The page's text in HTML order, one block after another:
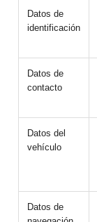
Datos de
identificación
Datos de
contacto
Datos del
vehículo
Datos de